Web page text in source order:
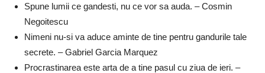
Spune lumii ce gandesti, nu ce vor sa auda. – Cosmin
Negoitescu
Nimeni nu-si va aduce aminte de tine pentru gandurile tale
secrete. – Gabriel Garcia Marquez
Procrastinarea este arta de a tine pasul cu ziua de ieri. –